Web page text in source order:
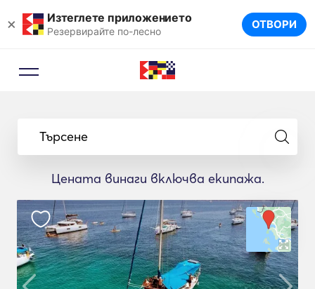
× Изтеглете приложението
Резервирайте по-лесно ОТВОРИ
Търсене
Цената винаги включва екипажа.